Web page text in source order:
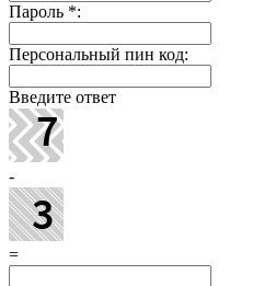
Пароль *:
Персональный пин код:
Введите ответ
-
=